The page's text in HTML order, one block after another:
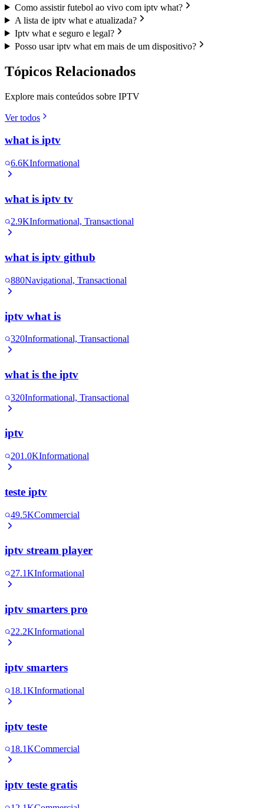
Como assistir futebol ao vivo com iptv what?
A lista de iptv what e atualizada?
Iptv what e seguro e legal?
Posso usar iptv what em mais de um dispositivo?
Tópicos Relacionados
Explore mais conteúdos sobre IPTV
Ver todos
what is iptv
6.6KInformational
what is iptv tv
2.9KInformational, Transactional
what is iptv github
880Navigational, Transactional
iptv what is
320Informational, Transactional
what is the iptv
320Informational, Transactional
iptv
201.0KInformational
teste iptv
49.5KCommercial
iptv stream player
27.1KInformational
iptv smarters pro
22.2KInformational
iptv smarters
18.1KInformational
iptv teste
18.1KCommercial
iptv teste gratis